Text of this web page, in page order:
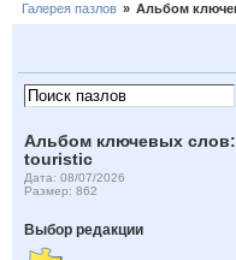
Галерея пазлов » Альбом
Альбом ключевых слов:
touristic
Дата: 08/07/2026
Размер: 862
Выбор редакции